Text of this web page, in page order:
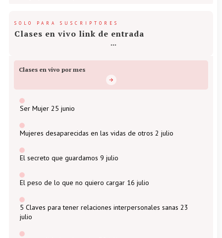
SOLO PARA SUSCRIPTORES
Clases en vivo link de entrada
Clases en vivo por mes
Ser Mujer 25 junio
Mujeres desaparecidas en las vidas de otros 2 julio
El secreto que guardamos 9 julio
El peso de lo que no quiero cargar 16 julio
5 Claves para tener relaciones interpersonales sanas 23
julio